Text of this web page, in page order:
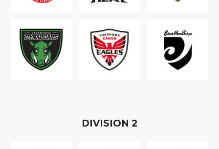
DIVISION 2